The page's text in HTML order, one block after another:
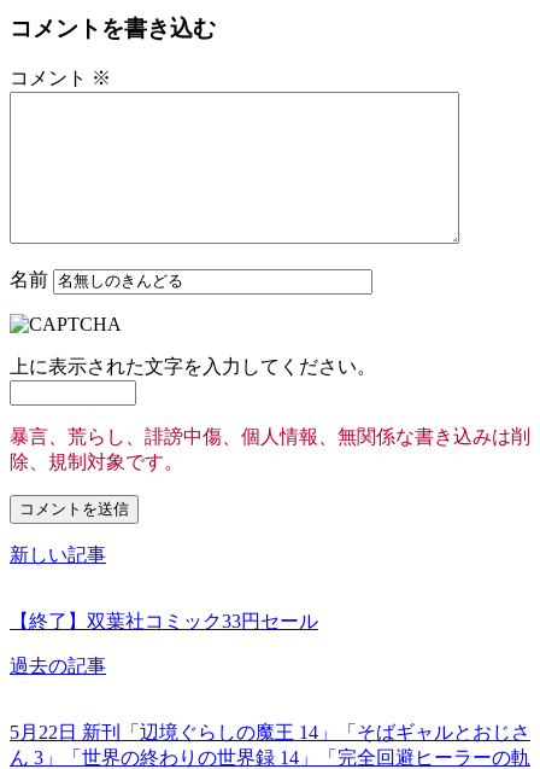
コメントを書き込む
コメント ※
名前
上に表示された文字を入力してください。
暴言、荒らし、誹謗中傷、個人情報、無関係な書き込みは削
除、規制対象です。
新しい記事
【終了】双葉社コミック33円セール
過去の記事
5月22日 新刊「辺境ぐらしの魔王 14」「そばギャルとおじさ
ん 3」「世界の終わりの世界録 14」「完全回避ヒーラーの軌